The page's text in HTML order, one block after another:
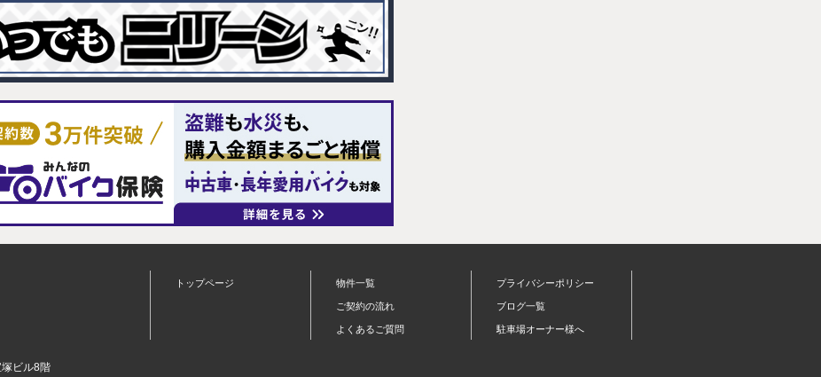
ビル8階
トップページ 物件一覧
ご契約の流れ
よくあるご質問
プライバシーポリシー
ブログ一覧
駐車場オーナー様へ